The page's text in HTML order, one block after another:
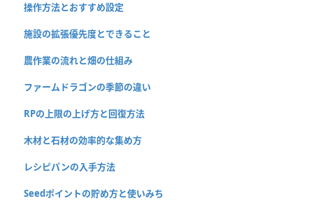
操作方法とおすすめ設定
施設の拡張優先度とできること
農作業の流れと畑の仕組み
ファームドラゴンの季節の違い
RPの上限の上げ方と回復方法
木材と石材の効率的な集め方
レシピパンの入手方法
Seedポイントの貯め方と使いみち